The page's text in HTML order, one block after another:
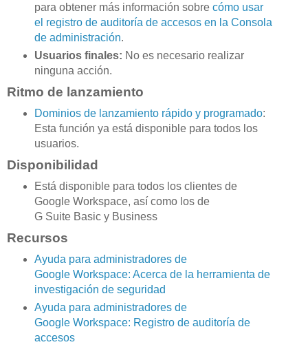
para obtener más información sobre cómo usar
el registro de auditoría de accesos en la Consola
de administración.
Usuarios finales: No es necesario realizar
ninguna acción.
Ritmo de lanzamiento
Dominios de lanzamiento rápido y programado:
Esta función ya está disponible para todos los
usuarios.
Disponibilidad
Está disponible para todos los clientes de
Google Workspace, así como los de
G Suite Basic y Business
Recursos
Ayuda para administradores de
Google Workspace: Acerca de la herramienta de
investigación de seguridad
Ayuda para administradores de
Google Workspace: Registro de auditoría de
accesos